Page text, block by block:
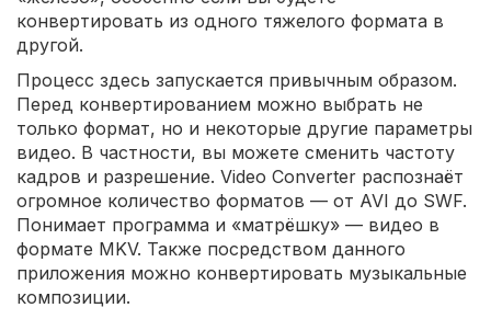
конвертировать из одного тяжелого формата в
другой.
Процесс здесь запускается привычным образом.
Перед конвертированием можно выбрать не
только формат, но и некоторые другие параметры
видео. В частности, вы можете сменить частоту
кадров и разрешение. Video Converter распознаёт
огромное количество форматов — от AVI до SWF.
Понимает программа и «матрёшку» — видео в
формате MKV. Также посредством данного
приложения можно конвертировать музыкальные
композиции.